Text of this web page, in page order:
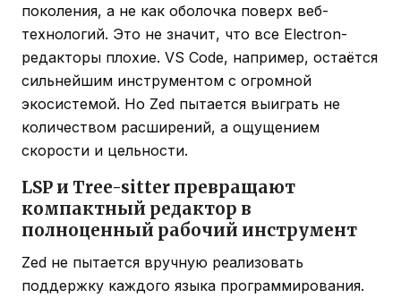
поколения, а не как оболочка поверх веб-
технологий. Это не значит, что все Electron-
редакторы плохие. VS Code, например, остаётся
сильнейшим инструментом с огромной
экосистемой. Но Zed пытается выиграть не
количеством расширений, а ощущением
скорости и цельности.
LSP и Tree-sitter превращают
компактный редактор в
полноценный рабочий инструмент
Zed не пытается вручную реализовать
поддержку каждого языка программирования.